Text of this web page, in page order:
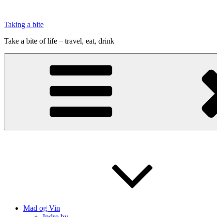
indhold
Taking a bite
Take a bite of life – travel, eat, drink
Mad og Vin